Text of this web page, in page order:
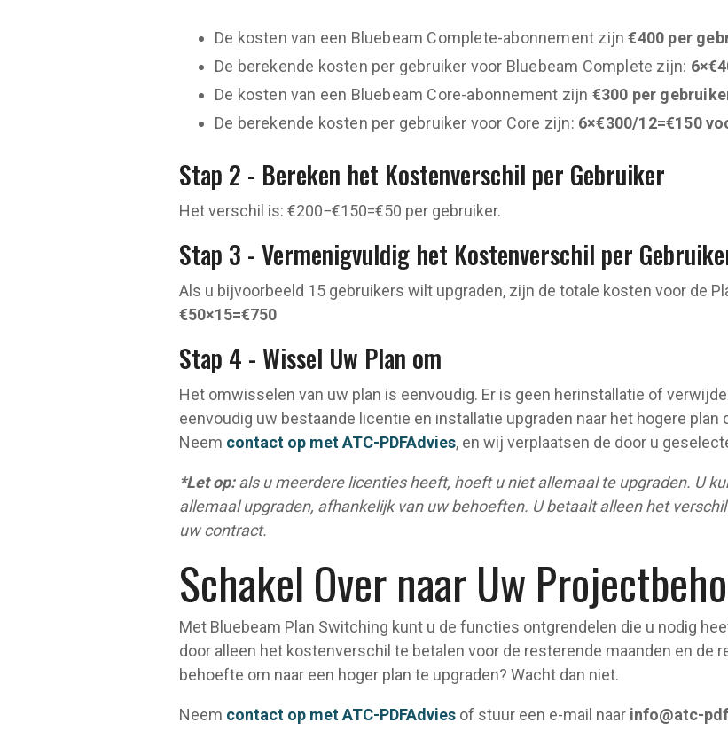
De kosten van een Bluebeam Complete-abonnement zijn€400 per
De berekende kosten per gebruiker voor Bluebeam Complete zijn:
De kosten van een Bluebeam Core-abonnement zijn €300 per
De berekende kosten per gebruiker voor Core zijn: 6×€300/12=€150
Stap 2 - Bereken het Kostenverschil per Gebruiker
Het verschil is: €200−€150=€50 per gebruiker.
Stap 3 - Vermenigvuldig het Kostenverschil per
Als u bijvoorbeeld 15 gebruikers wilt upgraden, zijn de totale kosten voor de
€50×15=€750
Stap 4 - Wissel Uw Plan om
Het omwisselen van uw plan is eenvoudig. Er is geen herinstallatie of
eenvoudig uw bestaande licentie en installatie upgraden naar het hogere
Neem contact op met ATC-PDFAdvies, en wij verplaatsen de door u
*Let op:als u meerdere licenties heeft, hoeft u niet allemaal te upgraden. U
allemaal upgraden, afhankelijk van uw behoeften. U betaalt alleen het
uw contract.
Schakel Over naar Uw
Met Bluebeam Plan Switching kunt u de functies ontgrendelen die u nodig
door alleen het kostenverschil te betalen voor de resterende maanden en de
behoefte om naar een hoger plan te upgraden? Wacht dan niet.
Neem contact op met ATC-PDFAdvies of stuur een e-mail naar info@atc-